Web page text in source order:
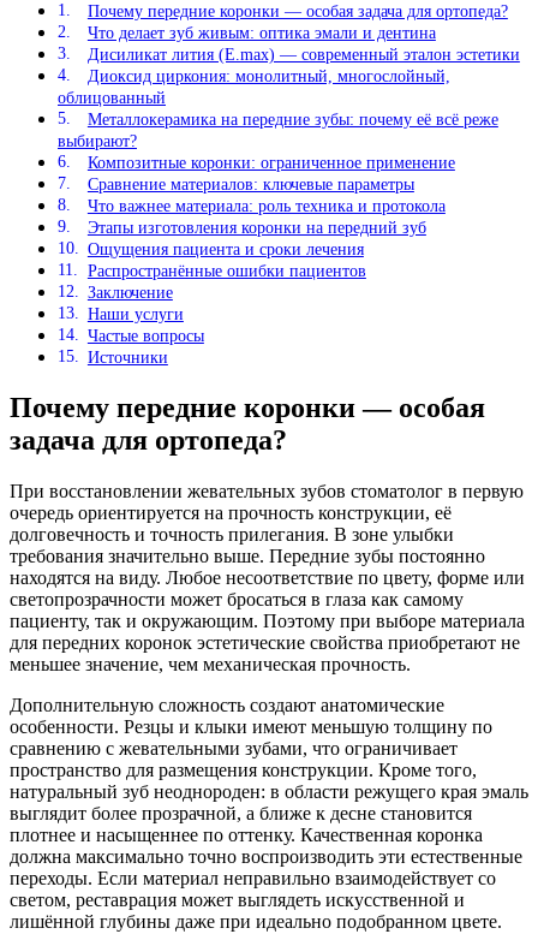
Почему передние коронки — особая задача для ортопеда?
Что делает зуб живым: оптика эмали и дентина
Дисиликат лития (E.max) — современный эталон эстетики
Диоксид циркония: монолитный, многослойный,
облицованный
Металлокерамика на передние зубы: почему её всё реже
выбирают?
Композитные коронки: ограниченное применение
Сравнение материалов: ключевые параметры
Что важнее материала: роль техника и протокола
Этапы изготовления коронки на передний зуб
Ощущения пациента и сроки лечения
Распространённые ошибки пациентов
Заключение
Наши услуги
Частые вопросы
Источники
Почему передние коронки — особая
задача для ортопеда?
При восстановлении жевательных зубов стоматолог в первую
очередь ориентируется на прочность конструкции, её
долговечность и точность прилегания. В зоне улыбки
требования значительно выше. Передние зубы постоянно
находятся на виду. Любое несоответствие по цвету, форме или
светопрозрачности может бросаться в глаза как самому
пациенту, так и окружающим. Поэтому при выборе материала
для передних коронок эстетические свойства приобретают не
меньшее значение, чем механическая прочность.
Дополнительную сложность создают анатомические
особенности. Резцы и клыки имеют меньшую толщину по
сравнению с жевательными зубами, что ограничивает
пространство для размещения конструкции. Кроме того,
натуральный зуб неоднороден: в области режущего края эмаль
выглядит более прозрачной, а ближе к десне становится
плотнее и насыщеннее по оттенку. Качественная коронка
должна максимально точно воспроизводить эти естественные
переходы. Если материал неправильно взаимодействует со
светом, реставрация может выглядеть искусственной и
лишённой глубины даже при идеально подобранном цвете.